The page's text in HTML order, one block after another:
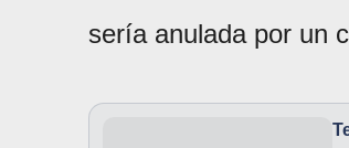
sería anulada por un